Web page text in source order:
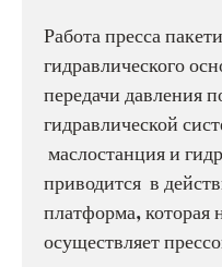
Работа пресса
гидравлического
передачи давления
гидравлической
маслостанция и
приводится в
платформа, которая
осуществляет